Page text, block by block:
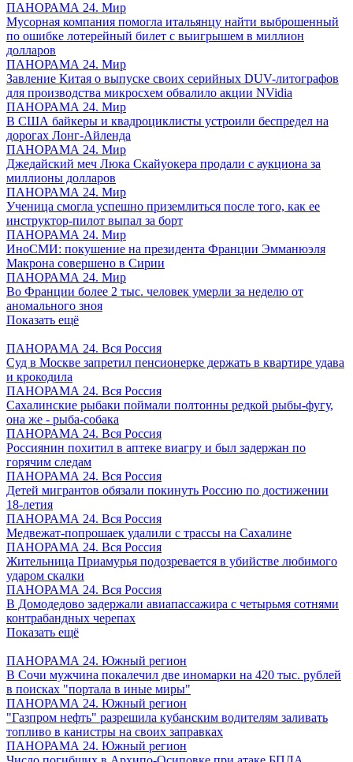
ПАНОРАМА 24. Мир
Мусорная компания помогла итальянцу найти выброшенный
по ошибке лотерейный билет с выигрышем в миллион
долларов
ПАНОРАМА 24. Мир
Завление Китая о выпуске своих серийных DUV-литографов
для производства микросхем обвалило акции NVidia
ПАНОРАМА 24. Мир
В США байкеры и квадроциклисты устроили беспредел на
дорогах Лонг-Айленда
ПАНОРАМА 24. Мир
Джедайский меч Люка Скайуокера продали с аукциона за
миллионы долларов
ПАНОРАМА 24. Мир
Ученица смогла успешно приземлиться после того, как ее
инструктор-пилот выпал за борт
ПАНОРАМА 24. Мир
ИноСМИ: покушение на президента Франции Эмманюэля
Макрона совершено в Сирии
ПАНОРАМА 24. Мир
Во Франции более 2 тыс. человек умерли за неделю от
аномального зноя
Показать ещё
ПАНОРАМА 24. Вся Россия
Суд в Москве запретил пенсионерке держать в квартире удава
и крокодила
ПАНОРАМА 24. Вся Россия
Сахалинские рыбаки поймали полтонны редкой рыбы-фугу,
она же - рыба-собака
ПАНОРАМА 24. Вся Россия
Россиянин похитил в аптеке виагру и был задержан по
горячим следам
ПАНОРАМА 24. Вся Россия
Детей мигрантов обязали покинуть Россию по достижении
18-летия
ПАНОРАМА 24. Вся Россия
Медвежат-попрошаек удалили с трассы на Сахалине
ПАНОРАМА 24. Вся Россия
Жительница Приамурья подозревается в убийстве любимого
ударом скалки
ПАНОРАМА 24. Вся Россия
В Домодедово задержали авиапассажира с четырьмя сотнями
контрабандных черепах
Показать ещё
ПАНОРАМА 24. Южный регион
В Сочи мужчина покалечил две иномарки на 420 тыс. рублей
в поисках "портала в иные миры"
ПАНОРАМА 24. Южный регион
"Газпром нефть" разрешила кубанским водителям заливать
топливо в канистры на своих заправках
ПАНОРАМА 24. Южный регион